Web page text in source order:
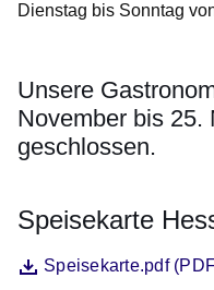
Dienstag bis Sonntag
Unsere
November bis 25.
geschlossen.
Speisekarte
DateiSpeisekarte.pdf
Öffnet sich in einem